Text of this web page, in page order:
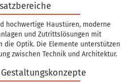
hochwertige Haustüren, moderne
und Zutrittslösungen mit
die Optik. Die Elemente unterstützen
zwischen Technik und Architektur.